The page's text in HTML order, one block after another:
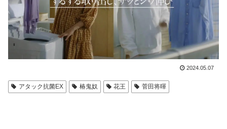
2024.05.07
アタック抗菌EX 椿鬼奴 花王 菅田将暉